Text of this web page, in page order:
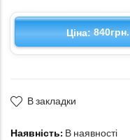
Ціна: 840грн.
В закладки
Наявність: В наявності